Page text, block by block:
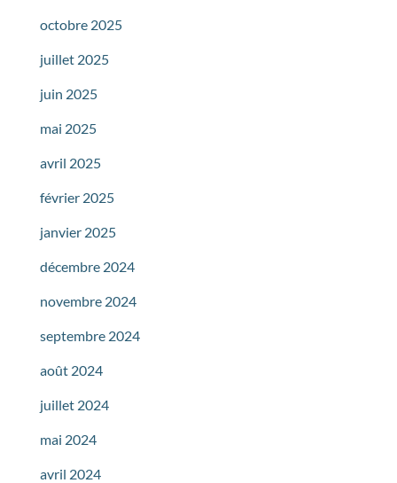
octobre 2025
juillet 2025
juin 2025
mai 2025
avril 2025
février 2025
janvier 2025
décembre 2024
novembre 2024
septembre 2024
août 2024
juillet 2024
mai 2024
avril 2024